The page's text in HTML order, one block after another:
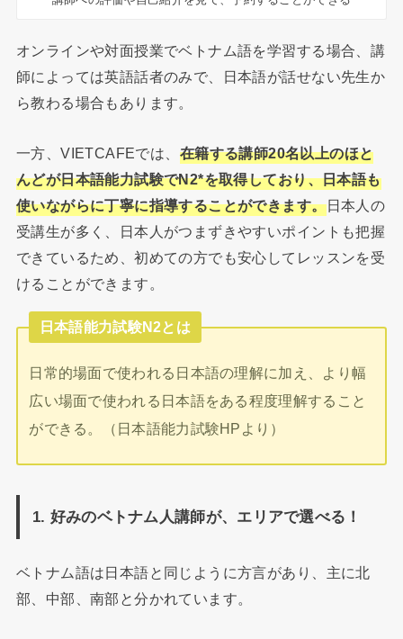
オンラインや対面授業でベトナム語を学習する場合、講
師によっては英語話者のみで、日本語が話せない先生か
ら教わる場合もあります。
一方、VIETCAFEでは、 在籍する講師20名以上のほと
んどが日本語能力試験でN2*を取得しており、日本語も
使いながらに丁寧に指導することができます。日本人の
受講生が多く、日本人がつまずきやすいポイントも把握
できているため、初めての方でも安心してレッスンを受
けることができます。
日本語能力試験N2とは
日常的場面で使われる日本語の理解に加え、より幅
広い場面で使われる日本語をある程度理解すること
ができる。（日本語能力試験HPより）
1. 好みのベトナム人講師が、エリアで選べる！
ベトナム語は日本語と同じように方言があり、主に北
部、中部、南部と分かれています。